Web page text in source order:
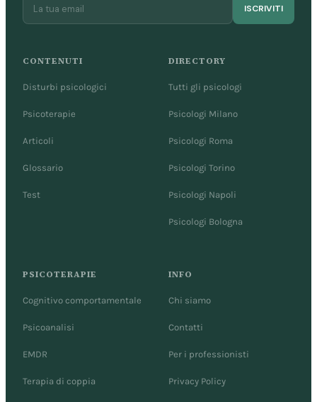
ISCRIVITI
CONTENUTI
Disturbi psicologici
Psicoterapie
Articoli
Glossario
Test
DIRECTORY
Tutti gli psicologi
Psicologi Milano
Psicologi Roma
Psicologi Torino
Psicologi Napoli
Psicologi Bologna
PSICOTERAPIE
Cognitivo comportamentale
Psicoanalisi
EMDR
Terapia di coppia
INFO
Chi siamo
Contatti
Per i professionisti
Privacy Policy